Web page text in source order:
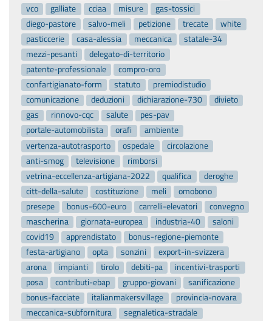
vco
galliate cciaa misure
gas-tossici
diego-pastore
salvo-meli petizione trecate
white
pasticcerie
casa-alessia meccanica
statale-34
mezzi-pesanti
delegato-di-territorio
patente-professionale
compro-oro
confartigianato-form
statuto
premiodistudio
comunicazione
deduzioni dichiarazione-730
divieto
gas
rinnovo-cqc salute
pes-pav
portale-automobilista
orafi
ambiente
vertenza-autotrasporto
ospedale
circolazione
anti-smog
televisione
rimborsi
vetrina-eccellenza-artigiana-2022
qualifica
deroghe
citt-della-salute
costituzione meli
omobono
presepe
bonus-600-euro carrelli-elevatori
convegno
mascherina
giornata-europea industria-40
saloni
covid19
apprendistato
bonus-regione-piemonte
festa-artigiano
opta sonzini
export-in-svizzera
arona
impianti tirolo debiti-pa
incentivi-trasporti
posa
contributi-ebap gruppo-giovani
sanificazione
bonus-facciate
italianmakersvillage
provincia-novara
meccanica-subfornitura
segnaletica-stradale